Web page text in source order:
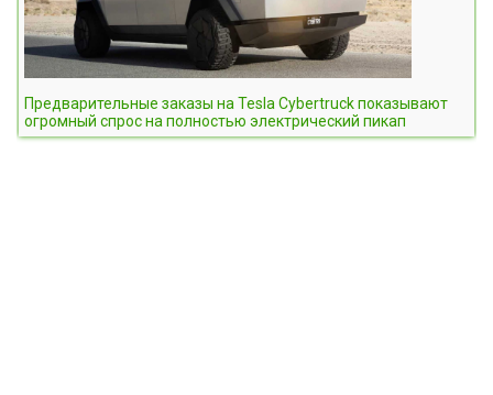
Предварительные заказы на Tesla Cybertruck показывают
огромный спрос на полностью электрический пикап